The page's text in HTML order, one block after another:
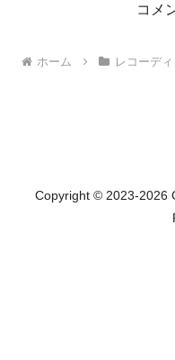
コメ
ホーム レコーデ
Copyright © 2023-2026